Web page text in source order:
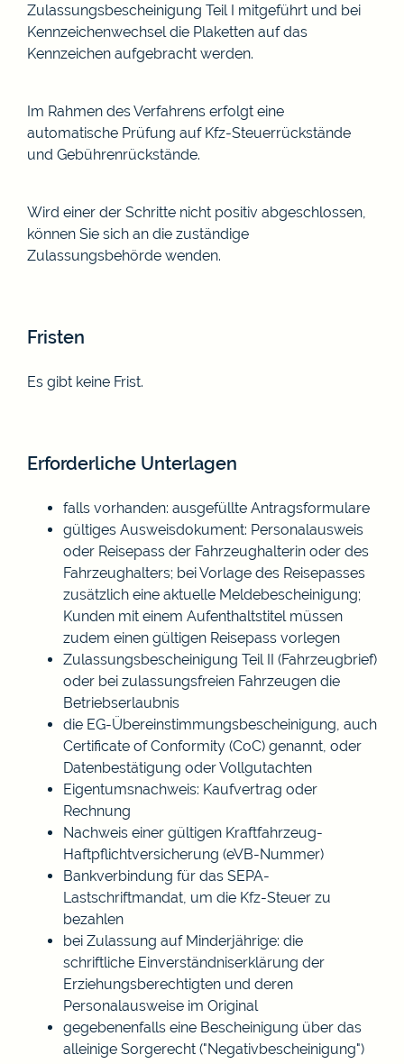
Zulassungsbescheinigung Teil I mitgeführt und bei
Kennzeichenwechsel die Plaketten auf das
Kennzeichen aufgebracht werden.
Im Rahmen des Verfahrens erfolgt eine
automatische Prüfung auf Kfz-Steuerrückstände
und Gebührenrückstände.
Wird einer der Schritte nicht positiv abgeschlossen,
können Sie sich an die zuständige
Zulassungsbehörde wenden.
Fristen
Es gibt keine Frist.
Erforderliche Unterlagen
falls vorhanden: ausgefüllte Antragsformulare
gültiges Ausweisdokument: Personalausweis
oder Reisepass der Fahrzeughalterin oder des
Fahrzeughalters; bei Vorlage des Reisepasses
zusätzlich eine aktuelle Meldebescheinigung;
Kunden mit einem Aufenthaltstitel müssen
zudem einen gültigen Reisepass vorlegen
Zulassungsbescheinigung Teil II (Fahrzeugbrief)
oder bei zulassungsfreien Fahrzeugen die
Betriebserlaubnis
die EG-Übereinstimmungsbescheinigung, auch
Certificate of Conformity (CoC) genannt, oder
Datenbestätigung oder Vollgutachten
Eigentumsnachweis: Kaufvertrag oder
Rechnung
Nachweis einer gültigen Kraftfahrzeug-
Haftpflichtversicherung (eVB-Nummer)
Bankverbindung für das SEPA-
Lastschriftmandat, um die Kfz-Steuer zu
bezahlen
bei Zulassung auf Minderjährige: die
schriftliche Einverständniserklärung der
Erziehungsberechtigten und deren
Personalausweise im Original
gegebenenfalls eine Bescheinigung über das
alleinige Sorgerecht ("Negativbescheinigung")